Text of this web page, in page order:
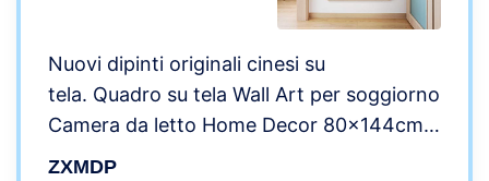
Nuovi dipinti originali cinesi su
tela. Quadro su tela Wall Art per soggiorno
Camera da letto Home Decor 80x144cm
Frameless
ZXMDP